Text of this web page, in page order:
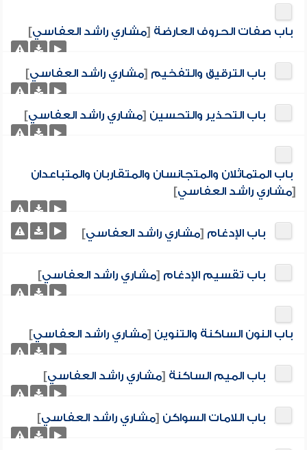
باب صفات الحروف العارضة [مشاري راشد العفاسي]
باب الترقيق والتفخيم [مشاري راشد العفاسي]
باب التحذير والتحسين [مشاري راشد العفاسي]
باب المتماثلان والمتجانسان والمتقاربان والمتباعدان
[مشاري راشد العفاسي]
باب الإدغام [مشاري راشد العفاسي]
باب تقسيم الإدغام [مشاري راشد العفاسي]
باب النون الساكنة والتنوين [مشاري راشد العفاسي]
باب الميم الساكنة [مشاري راشد العفاسي]
باب اللامات السواكن [مشاري راشد العفاسي]